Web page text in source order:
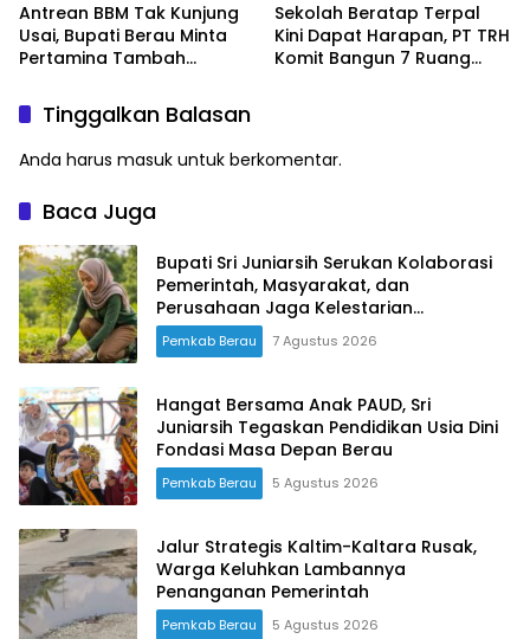
Antrean BBM Tak Kunjung
Usai, Bupati Berau Minta
Pertamina Tambah
Sekolah Beratap Terpal
Kini Dapat Harapan, PT TRH
Komit Bangun 7 Ruang
Tinggalkan Balasan
Anda harus masuk untuk berkomentar.
Baca Juga
Bupati Sri Juniarsih Serukan Kolaborasi
Pemerintah, Masyarakat, dan
Perusahaan Jaga Kelestarian
Lingkungan
Pemkab Berau 7 Agustus 2026
Hangat Bersama Anak PAUD, Sri
Juniarsih Tegaskan Pendidikan Usia Dini
Fondasi Masa Depan Berau
Pemkab Berau 5 Agustus 2026
Jalur Strategis Kaltim-Kaltara Rusak,
Warga Keluhkan Lambannya
Penanganan Pemerintah
Pemkab Berau 5 Agustus 2026